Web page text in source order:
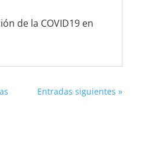
de la COVID19 en
Entradas siguientes »